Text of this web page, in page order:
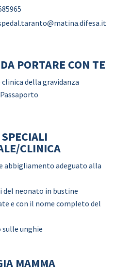
PORTARE CON TE
della gravidanza
CLINICA
abbigliamento adeguato alla
del neonato in bustine
e con il nome completo del
unghie
MAMMA